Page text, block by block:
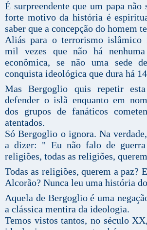
É surpreendente que um papa não
forte motivo da história é
saber que a concepção do homem
Aliás para o terrorismo islâmico
mil vezes que não há
econômica, se não uma sede
conquista ideológica que dura há
Mas Bergoglio quis repetir
defender o islã enquanto em
dos grupos de fanáticos
atentados.
Só Bergoglio o ignora. Na
a dizer: " Eu não falo de
religiões, todas as religiões,
Todas as religiões, querem a paz?
Alcorão? Nunca leu uma história
Aquela de Bergoglio é uma
a clássica mentira da ideologia.
Temos vistos tantos, no século